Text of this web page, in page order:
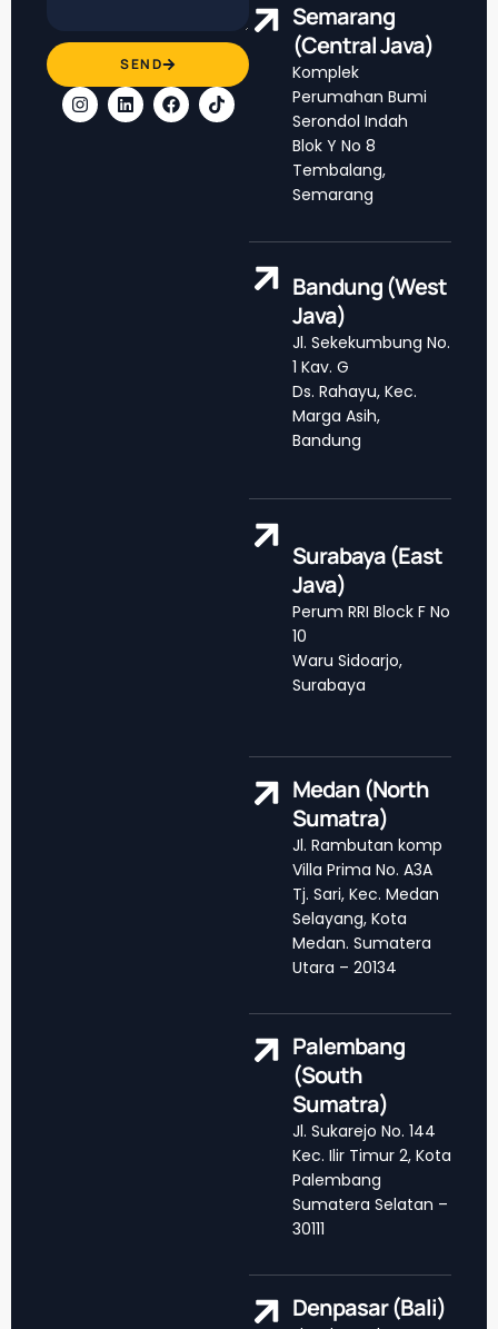
SEND
Semarang
(Central Java)
Komplek
Perumahan Bumi
Serondol Indah
Blok Y No 8
Tembalang,
Semarang
Bandung (West
Java)
Jl. Sekekumbung No.
1 Kav. G
Ds. Rahayu, Kec.
Marga Asih,
Bandung
Surabaya (East
Java)
Perum RRI Block F No
10
Waru Sidoarjo,
Surabaya
Medan (North
Sumatra)
Jl. Rambutan komp
Villa Prima No. A3A
Tj. Sari, Kec. Medan
Selayang, Kota
Medan. Sumatera
Utara – 20134
Palembang
(South
Sumatra)
Jl. Sukarejo No. 144
Kec. Ilir Timur 2, Kota
Palembang
Sumatera Selatan –
30111
Denpasar (Bali)